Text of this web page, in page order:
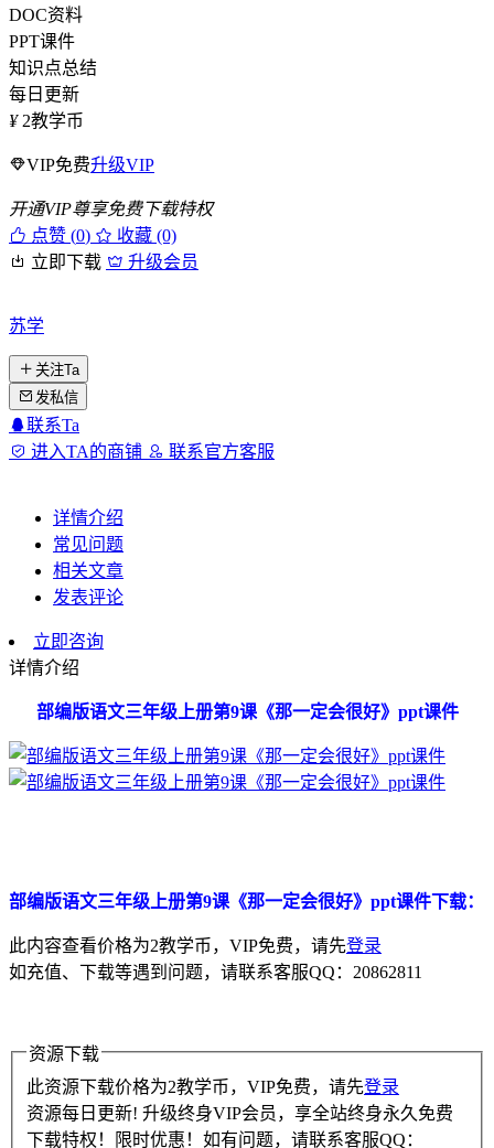
DOC资料
PPT课件
知识点总结
每日更新
¥ 2教学币
VIP免费升级VIP
开通VIP尊享免费下载特权
点赞 (0)
收藏 (0)
立即下载
升级会员
苏学
关注Ta
发私信
联系Ta
进入TA的商铺
联系官方客服
详情介绍
常见问题
相关文章
发表评论
立即咨询
详情介绍
部编版语文三年级上册第9课《那一定会很好》ppt课件
部编版语文三年级上册第9课《那一定会很好》ppt课件下载：
此内容查看价格为2教学币，VIP免费，请先登录
如充值、下载等遇到问题，请联系客服QQ：20862811
资源下载
此资源下载价格为2教学币，VIP免费，请先登录
资源每日更新! 升级终身VIP会员，享全站终身永久免费
下载特权！限时优惠！如有问题，请联系客服QQ：